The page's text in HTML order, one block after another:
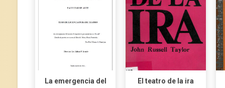
La emergencia del
El teatro de la ira